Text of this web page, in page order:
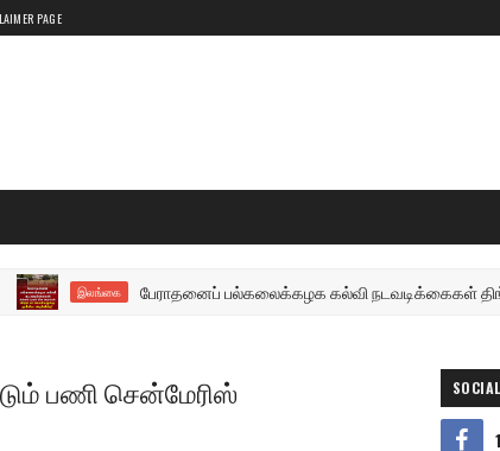
PAGE
இலங்கை பேராதனைப் பல்கலைக்கழக கல்வி நடவடிக்கைகள் திங்கள்
பணி சென்மேரிஸ்